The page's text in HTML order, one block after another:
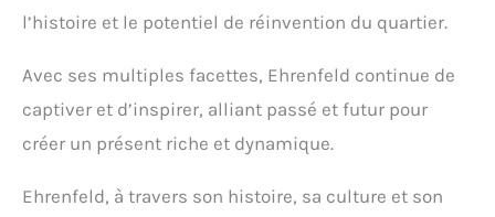
l’histoire et le potentiel de réinvention du quartier.
Avec ses multiples facettes, Ehrenfeld continue de
captiver et d’inspirer, alliant passé et futur pour
créer un présent riche et dynamique.
Ehrenfeld, à travers son histoire, sa culture et son